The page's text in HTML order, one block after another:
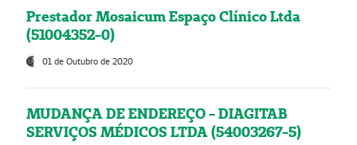
Prestador Mosaicum Espaço Clínico Ltda
(51004352-0)
01 de Outubro de 2020
MUDANÇA DE ENDEREÇO - DIAGITAB
SERVIÇOS MÉDICOS LTDA (54003267-5)